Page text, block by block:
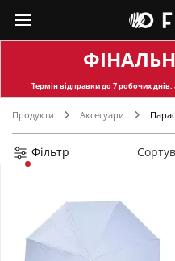
Термін відправкидо 7 робочих днів,
Продукти Аксесуари
Фільтр